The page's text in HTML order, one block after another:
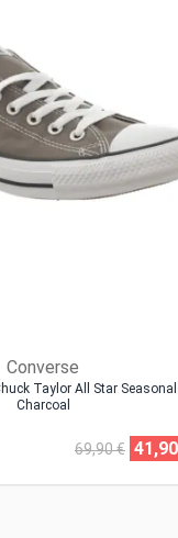
Converse
Taylor All Star Seasonal
Charcoal
69,90 €